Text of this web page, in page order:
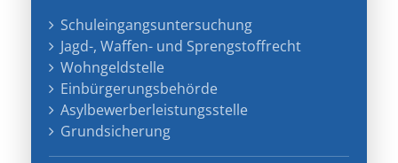
Schuleingangsuntersuchung
Jagd-, Waffen- und Sprengstoffrecht
Wohngeldstelle
Einbürgerungsbehörde
Asylbewerberleistungsstelle
Grundsicherung